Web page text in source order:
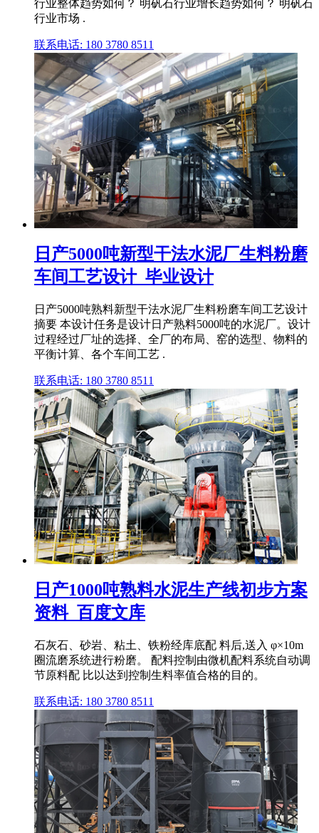
行业整体趋势如何？ 明矾石行业增长趋势如何？ 明矾石
行业市场 .
联系电话: 180 3780 8511
日产5000吨新型干法水泥厂生料粉磨
车间工艺设计_毕业设计
日产5000吨熟料新型干法水泥厂生料粉磨车间工艺设计
摘要 本设计任务是设计日产熟料5000吨的水泥厂。设计
过程经过厂址的选择、全厂的布局、窑的选型、物料的
平衡计算、各个车间工艺 .
联系电话: 180 3780 8511
日产1000吨熟料水泥生产线初步方案
资料_百度文库
石灰石、砂岩、粘土、铁粉经库底配 料后,送入 φ×10m
圈流磨系统进行粉磨。 配料控制由微机配料系统自动调
节原料配 比以达到控制生料率值合格的目的。
联系电话: 180 3780 8511